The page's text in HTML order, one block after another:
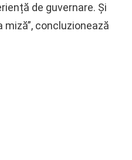
de guvernare. Și
concluzionează